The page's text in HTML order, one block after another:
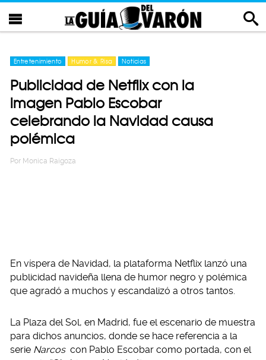
Entretenimiento Humor & Risa Noticias
Publicidad de Netflix con la
imagen Pablo Escobar
celebrando la Navidad causa
polémica
Por Monica Raigoza
En víspera de Navidad, la plataforma Netflix lanzó una
publicidad navideña llena de humor negro y polémica
que agradó a muchos y escandalizó a otros tantos.
La Plaza del Sol, en Madrid, fue el escenario de muestra
para dichos anuncios, donde se hace referencia a la
serie Narcos con Pablo Escobar como portada, con el